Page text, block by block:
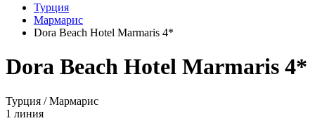
Турция
Мармарис
Dora Beach Hotel Marmaris 4*
Dora Beach Hotel Marmaris 4*
Турция / Мармарис
1 линия